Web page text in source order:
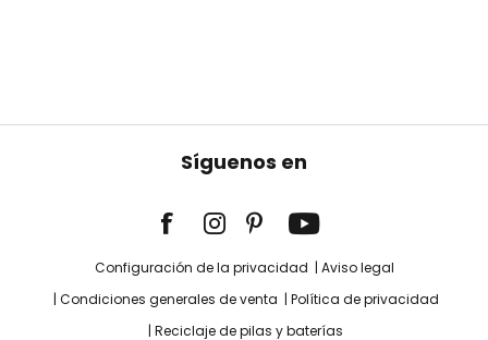
Síguenos en
Configuración de la privacidad
Aviso legal
Condiciones generales de venta
Política de privacidad
Reciclaje de pilas y baterías